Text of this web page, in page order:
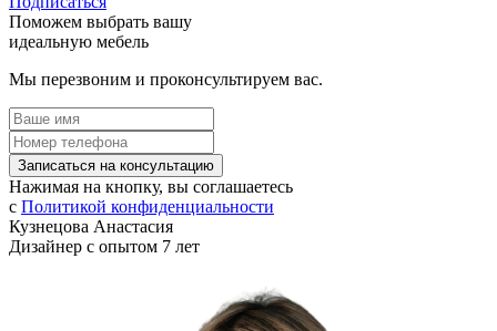
Поможем выбрать вашу
идеальную мебель
Мы перезвоним и проконсультируем вас.
Записаться на консультацию
Нажимая на кнопку, вы соглашаетесь
с Политикой конфиденциальности
Кузнецова Анастасия
Дизайнер с опытом 7 лет